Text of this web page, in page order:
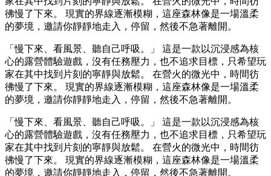
彿慢了下來。 現實的界線逐漸模糊，這座森林像是一場溫柔
的夢境，邀請你靜靜地走入，停留，然後不急著離開。
「慢下來、看風景、聽自己呼吸。」 這是一款以沉浸感為核
心的露營體驗遊戲，沒有任務壓力，也不追求目標，只希望玩
家在其中找到片刻的寧靜與放鬆。 在營火的微光中，時間彷
彿慢了下來。 現實的界線逐漸模糊，這座森林像是一場溫柔
的夢境，邀請你靜靜地走入，停留，然後不急著離開。
「慢下來、看風景、聽自己呼吸。」 這是一款以沉浸感為核
心的露營體驗遊戲，沒有任務壓力，也不追求目標，只希望玩
家在其中找到片刻的寧靜與放鬆。 在營火的微光中，時間彷
彿慢了下來。 現實的界線逐漸模糊，這座森林像是一場溫柔
的夢境，邀請你靜靜地走入，停留，然後不急著離開。